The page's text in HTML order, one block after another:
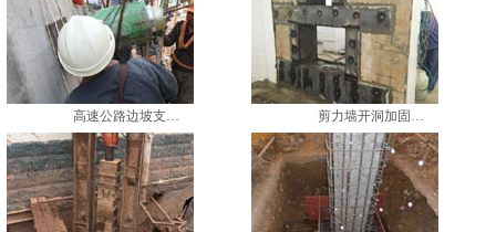
高速公路边坡支… 剪力墙开洞加固…